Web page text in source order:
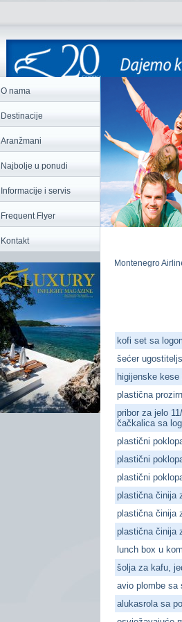
O nama
Destinacije
Aranžmani
Najbolje u ponudi
Informacije i servis
Frequent Flyer
Kontakt
Montenegro
kofi set sa
šećer
higijenske
plastična
pribor za jelo
čačkalica sa
plastični
plastični
plastični
plastična činija
plastična činija
plastična činija
lunch box u
šolja za kafu,
avio plombe sa
alukasrola sa